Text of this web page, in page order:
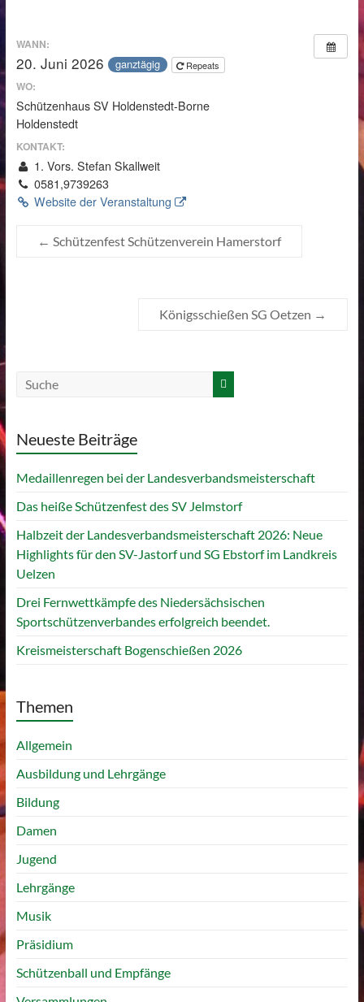
WANN:
20. Juni 2026 ganztägig Repeats
WO:
Schützenhaus SV Holdenstedt-Borne
Holdenstedt
KONTAKT:
1. Vors. Stefan Skallweit
0581,9739263
Website der Veranstaltung
← Schützenfest Schützenverein Hamerstorf
Königsschießen SG Oetzen →
Neueste Beiträge
Medaillenregen bei der Landesverbandsmeisterschaft
Das heiße Schützenfest des SV Jelmstorf
Halbzeit der Landesverbandsmeisterschaft 2026: Neue
Highlights für den SV-Jastorf und SG Ebstorf im Landkreis
Uelzen
Drei Fernwettkämpfe des Niedersächsischen
Sportschützenverbandes erfolgreich beendet.
Kreismeisterschaft Bogenschießen 2026
Themen
Allgemein
Ausbildung und Lehrgänge
Bildung
Damen
Jugend
Lehrgänge
Musik
Präsidium
Schützenball und Empfänge